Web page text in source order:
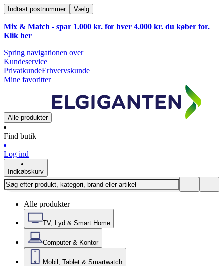
Indtast postnummer Vælg
Mix & Match - spar 1.000 kr. for hver 4.000 kr. du køber for.
Klik her
Spring navigationen over
Kundeservice
PrivatkundeErhvervskunde
Mine favoritter
Alle produkter
Find butik
Log ind
Indkøbskurv
Alle produkter
TV, Lyd & Smart Home
Computer & Kontor
Mobil, Tablet & Smartwatch